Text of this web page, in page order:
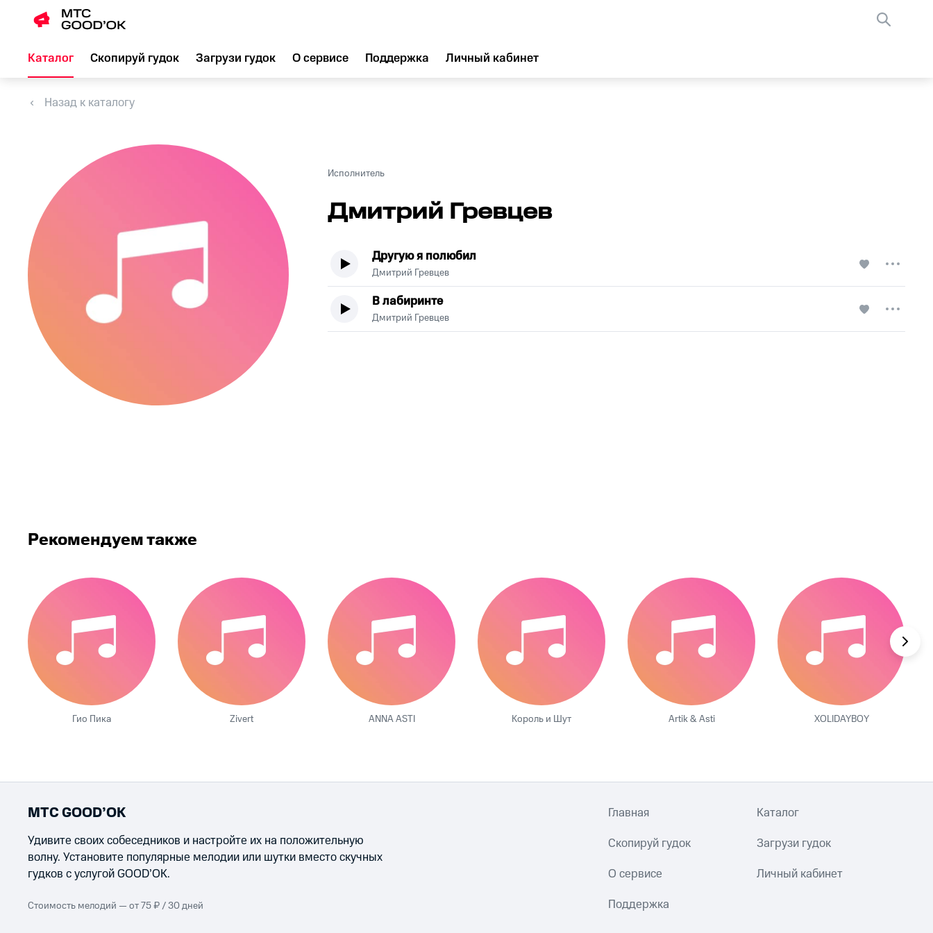
Каталог Скопируй гудок Загрузи гудок О сервисе Поддержка Личный кабинет
Назад к каталогу
Исполнитель
Дмитрий Гревцев
Другую я полюбил
Дмитрий Гревцев
В лабиринте
Дмитрий Гревцев
Рекомендуем также
Гио Пика Zivert ANNA ASTI Король и Шут Artik & Asti XOLIDAYBOY
МТС GOOD’OK
Удивите своих собеседников и настройте их на положительную
волну. Установите популярные мелодии или шутки вместо скучных
гудков с услугой GOOD’OK.
Стоимость мелодий — от 75 ₽ / 30 дней
Главная Каталог
Скопируй гудок Загрузи гудок
О сервисе Личный кабинет
Поддержка